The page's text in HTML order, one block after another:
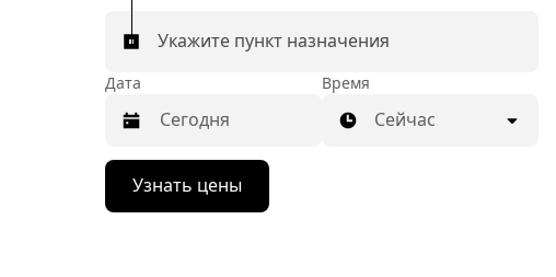
Укажите пункт назначения
Дата
Нажмите
стрелку
вниз,
Время
Сейчас
Узнать цены